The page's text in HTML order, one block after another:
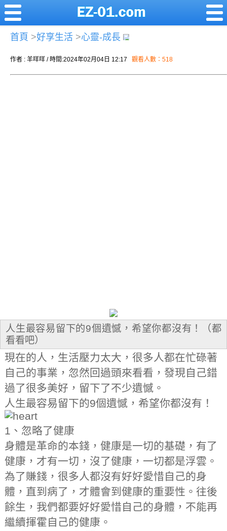
首頁 >好享生活 >心靈-成長
作者 : 羊咩咩 / 時間:2024年02月04日 12:17 觀看人數：518
人生最容易留下的9個遺憾，希望你都沒有！（都
看看吧）
現在的人，生活壓力太大，很多人都在忙碌著
自己的事業，忽然回過頭來看看，發現自己錯
過了很多美好，留下了不少遺憾。
人生最容易留下的9個遺憾，希望你都沒有！
1、忽略了健康
身體是革命的本錢，健康是一切的基礎，有了
健康，才有一切，沒了健康，一切都是浮雲。
為了賺錢，很多人都沒有好好愛惜自己的身
體，直到病了，才體會到健康的重要性。往後
餘生，我們都要好好愛惜自己的身體，不能再
繼續揮霍自己的健康。